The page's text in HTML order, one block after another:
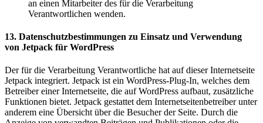
an einen Mitarbeiter des für die Verarbeitung
Verantwortlichen wenden.
13. Datenschutzbestimmungen zu Einsatz und Verwendung
von Jetpack für WordPress
Der für die Verarbeitung Verantwortliche hat auf dieser Internetseite
Jetpack integriert. Jetpack ist ein WordPress-Plug-In, welches dem
Betreiber einer Internetseite, die auf WordPress aufbaut, zusätzliche
Funktionen bietet. Jetpack gestattet dem Internetseitenbetreiber unter
anderem eine Übersicht über die Besucher der Seite. Durch die